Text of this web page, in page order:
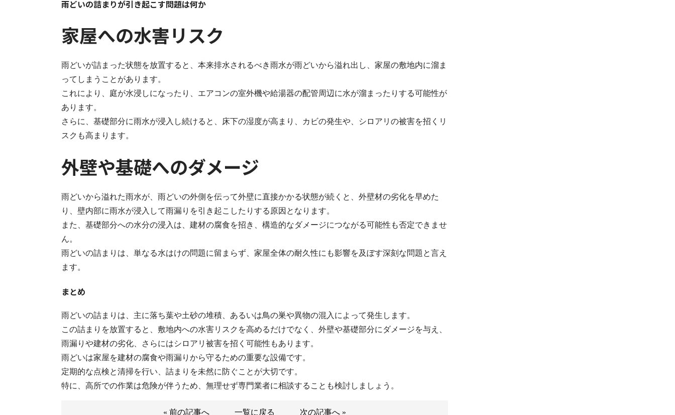
雨どいの詰まりが引き起こす問題は何か
家屋への水害リスク
雨どいが詰まった状態を放置すると、本来排水されるべき雨水が雨どいから溢れ出し、家屋の敷地内に溜ま
ってしまうことがあります。
これにより、庭が水浸しになったり、エアコンの室外機や給湯器の配管周辺に水が溜まったりする可能性が
あります。
さらに、基礎部分に雨水が浸入し続けると、床下の湿度が高まり、カビの発生や、シロアリの被害を招くリ
スクも高まります。
外壁や基礎へのダメージ
雨どいから溢れた雨水が、雨どいの外側を伝って外壁に直接かかる状態が続くと、外壁材の劣化を早めた
り、壁内部に雨水が浸入して雨漏りを引き起こしたりする原因となります。
また、基礎部分への水分の浸入は、建材の腐食を招き、構造的なダメージにつながる可能性も否定できませ
ん。
雨どいの詰まりは、単なる水はけの問題に留まらず、家屋全体の耐久性にも影響を及ぼす深刻な問題と言え
ます。
まとめ
雨どいの詰まりは、主に落ち葉や土砂の堆積、あるいは鳥の巣や異物の混入によって発生します。
この詰まりを放置すると、敷地内への水害リスクを高めるだけでなく、外壁や基礎部分にダメージを与え、
雨漏りや建材の劣化、さらにはシロアリ被害を招く可能性もあります。
雨どいは家屋を建材の腐食や雨漏りから守るための重要な設備です。
定期的な点検と清掃を行い、詰まりを未然に防ぐことが大切です。
特に、高所での作業は危険が伴うため、無理せず専門業者に相談することも検討しましょう。
« 前の記事へ 一覧に戻る 次の記事へ »